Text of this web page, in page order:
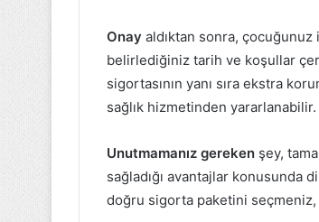
Onay aldıktan sonra, çocuğunuz
belirlediğiniz tarih ve koşullar
sigortasının yanı sıra ekstra
sağlık hizmetinden yararlanabilir.
Unutmamanız gereken şey,
sağladığı avantajlar konusunda
doğru sigorta paketini seçmeniz,